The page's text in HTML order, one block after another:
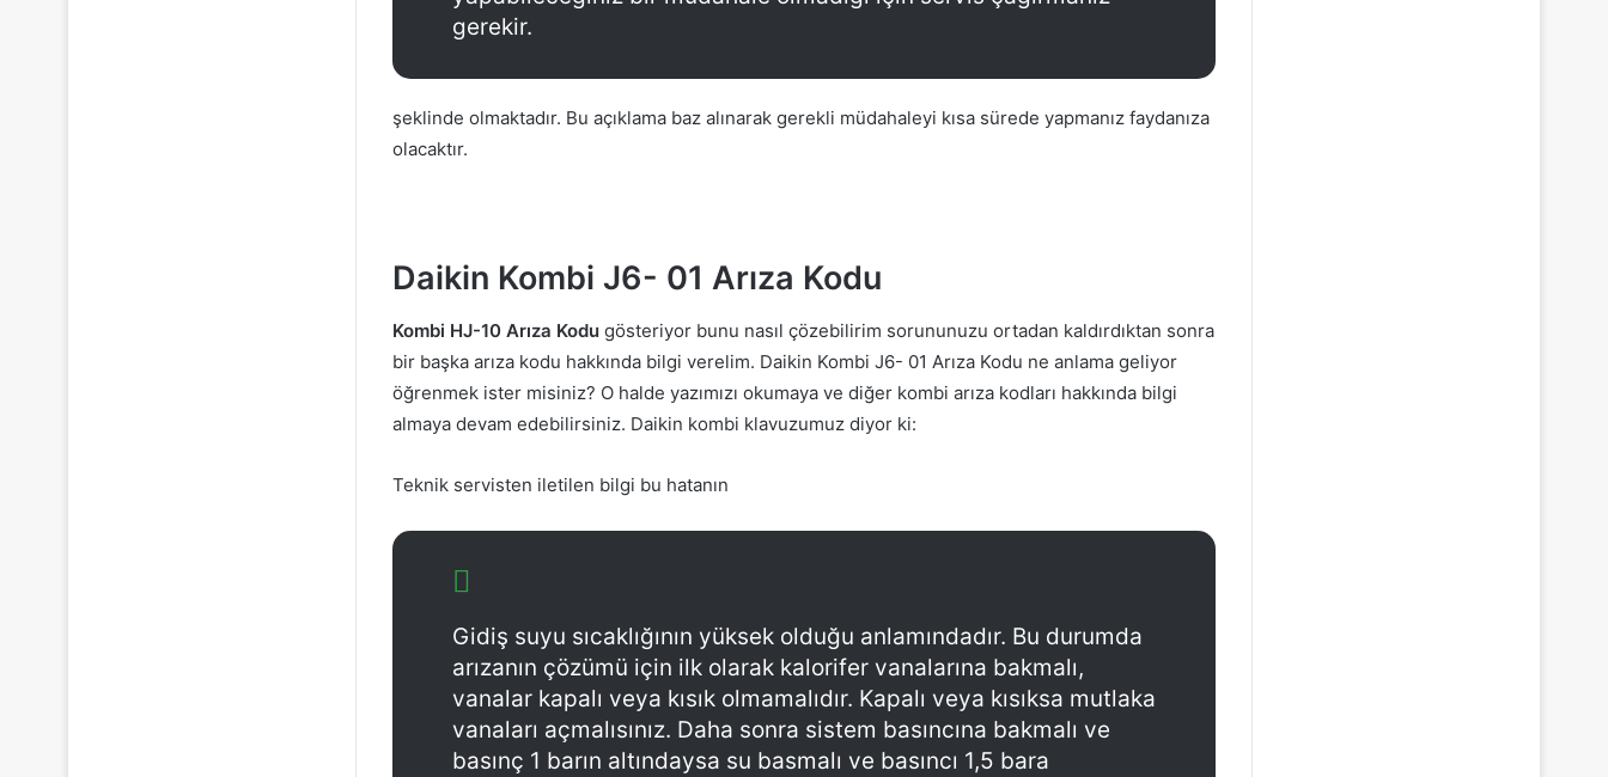
gerekir.
şeklinde olmaktadır. Bu açıklama baz alınarak gerekli müdahaleyi kısa sürede yapmanız faydanıza
olacaktır.
Daikin Kombi J6- 01 Arıza Kodu
Kombi HJ-10 Arıza Kodu gösteriyor bunu nasıl çözebilirim sorununuzu ortadan kaldırdıktan sonra
bir başka arıza kodu hakkında bilgi verelim. Daikin Kombi J6- 01 Arıza Kodu ne anlama geliyor
öğrenmek ister misiniz? O halde yazımızı okumaya ve diğer kombi arıza kodları hakkında bilgi
almaya devam edebilirsiniz. Daikin kombi klavuzumuz diyor ki:
Teknik servisten iletilen bilgi bu hatanın
Gidiş suyu sıcaklığının yüksek olduğu anlamındadır. Bu durumda
arızanın çözümü için ilk olarak kalorifer vanalarına bakmalı,
vanalar kapalı veya kısık olmamalıdır. Kapalı veya kısıksa mutlaka
vanaları açmalısınız. Daha sonra sistem basıncına bakmalı ve
basınç 1 barın altındaysa su basmalı ve basıncı 1,5 bara